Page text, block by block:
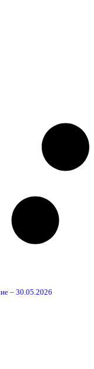
– 30.05.2026